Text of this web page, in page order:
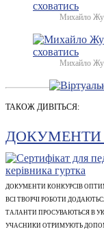
Михайло
Михайло
ТАКОЖ ДИВІТЬСЯ:
ДОКУМЕНТИ КОНКУРСІВ
ВСІ ТВОРЧІ РОБОТИ
ТАЛАНТИ ПРОСУВАЮТЬСЯ В
УЧАСНИКИ ОТРИМУЮТЬ